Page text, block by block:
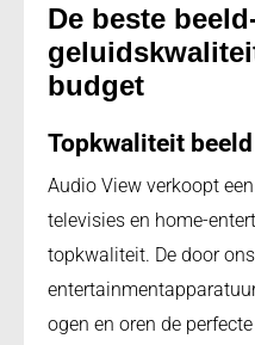
De beste
budget
Topkwaliteit beeld
Audio View verkoopt
televisies en home-
topkwaliteit. De door
ogen en oren de